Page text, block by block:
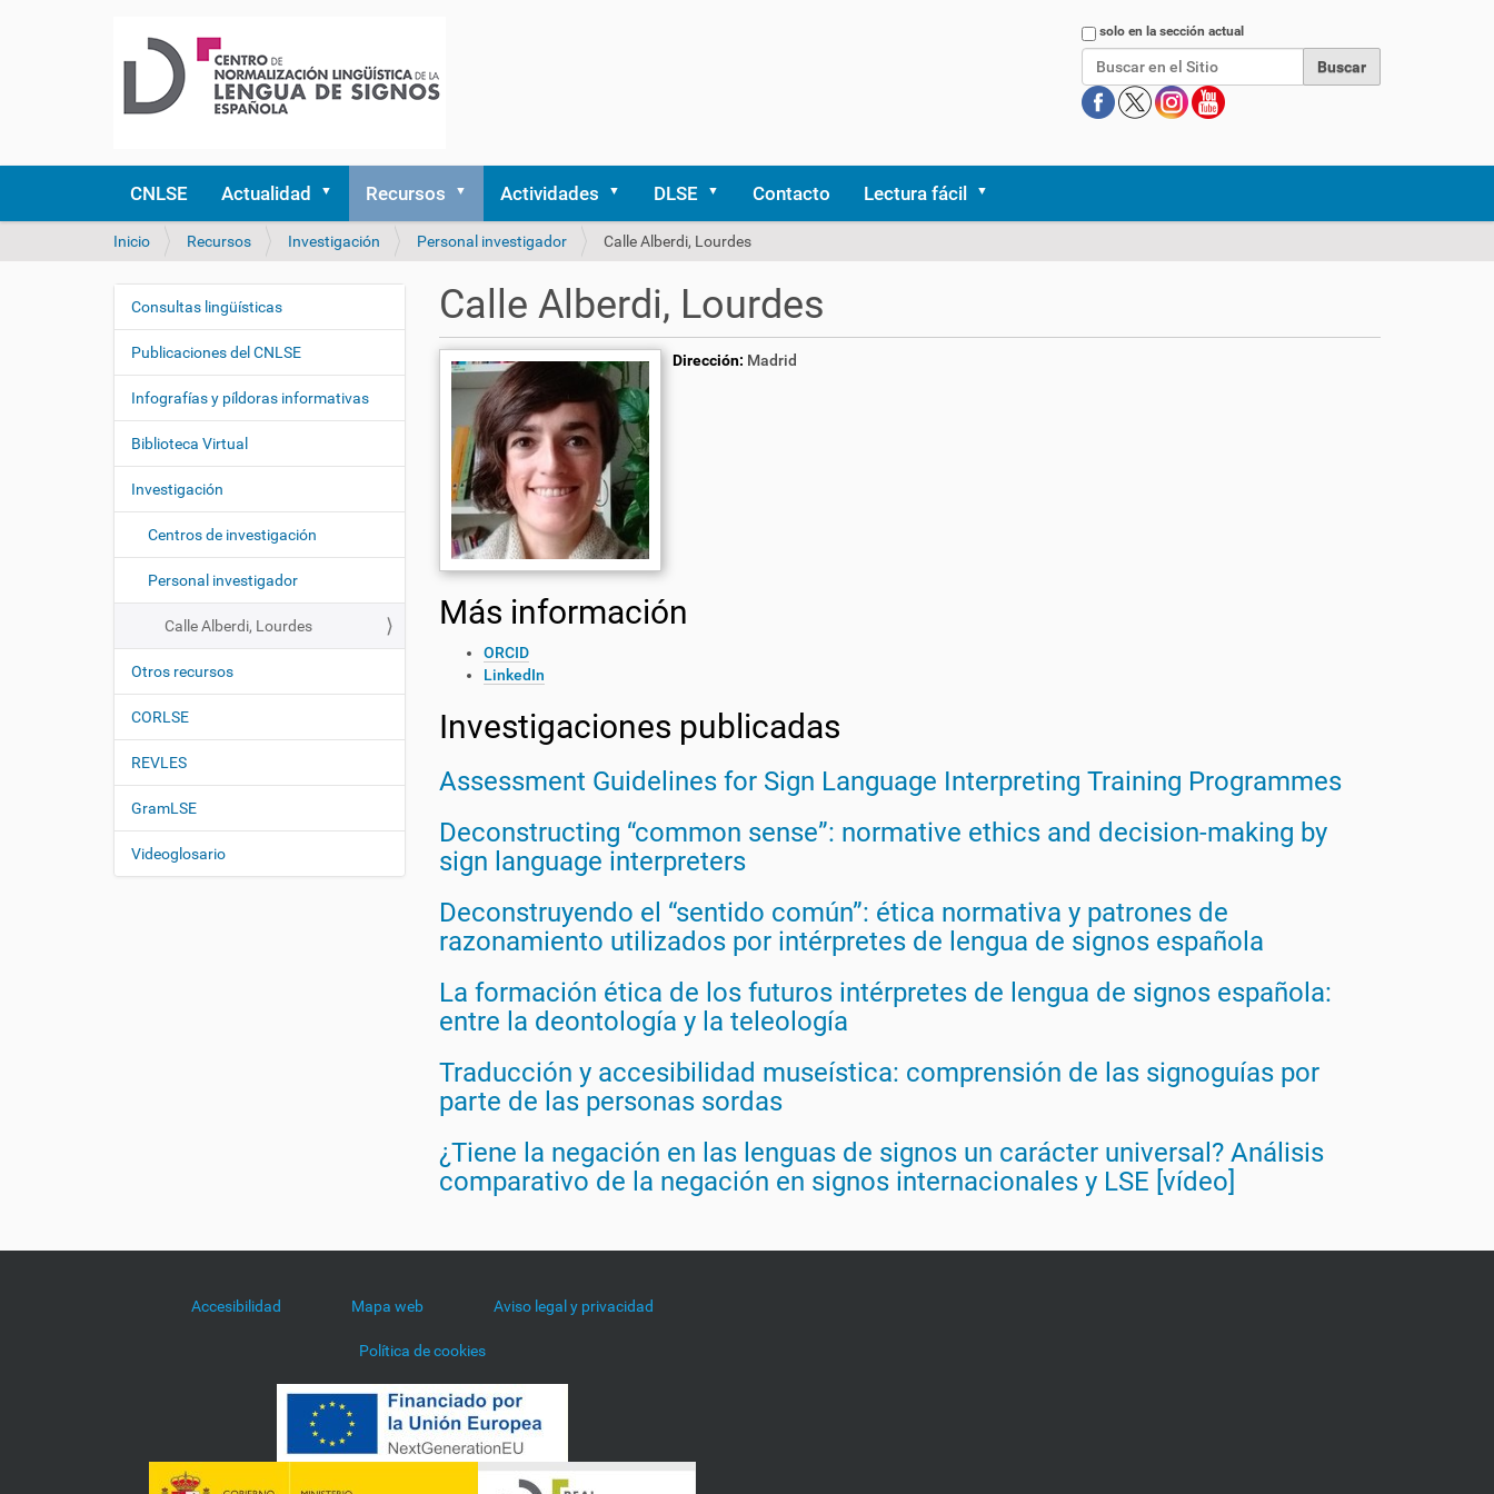
Buscarsolo en la sección actual
CNLSE Actualidad Recursos Actividades DLSE Contacto Lectura fácil
U
d
s
á
q
Inicio Recursos Investigación Personal investigador Calle Alberdi, Lourdes
Calle Alberdi, Lourdes
Dirección: Madrid
Más información
ORCID
LinkedIn
Investigaciones publicadas
Assessment Guidelines for Sign Language Interpreting Training Programmes
Deconstructing “common sense”: normative ethics and decision-making by
sign language interpreters
Deconstruyendo el “sentido común”: ética normativa y patrones de
razonamiento utilizados por intérpretes de lengua de signos española
La formación ética de los futuros intérpretes de lengua de signos española:
entre la deontología y la teleología
Traducción y accesibilidad museística: comprensión de las signoguías por
parte de las personas sordas
¿Tiene la negación en las lenguas de signos un carácter universal? Análisis
comparativo de la negación en signos internacionales y LSE [vídeo]
N
e
g
a
c
i
n
Consultas lingüísticas
Publicaciones del CNLSE
Infografías y píldoras informativas
Biblioteca Virtual
Investigación
Centros de investigación
Personal investigador
Calle Alberdi, Lourdes
Otros recursos
CORLSE
REVLES
GramLSE
Videoglosario
Accesibilidad Mapa web Aviso legal y privacidad
Política de cookies